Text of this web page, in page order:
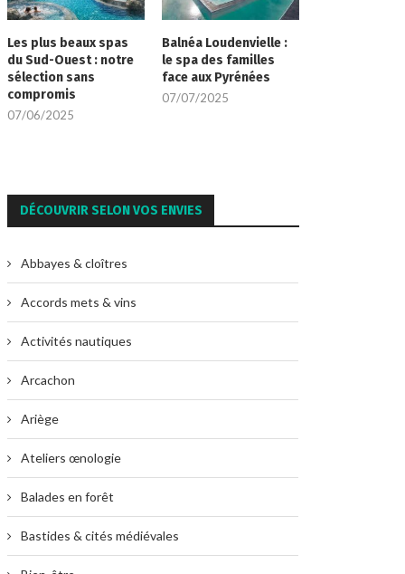
Les plus beaux spas
du Sud-Ouest : notre
sélection sans
compromis
07/06/2025
Balnéa Loudenvielle :
le spa des familles
face aux Pyrénées
07/07/2025
DÉCOUVRIR SELON VOS ENVIES
Abbayes & cloîtres
Accords mets & vins
Activités nautiques
Arcachon
Ariège
Ateliers œnologie
Balades en forêt
Bastides & cités médiévales